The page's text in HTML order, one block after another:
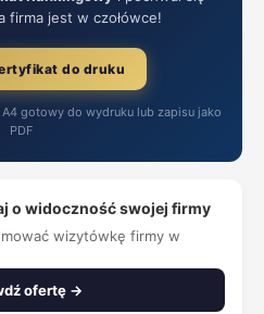
firma jest w czołówce!
do druku
gotowy do wydruku lub zapisu jako
PDF
o widoczność swojej firmy
wizytówkę firmy w
ofertę →